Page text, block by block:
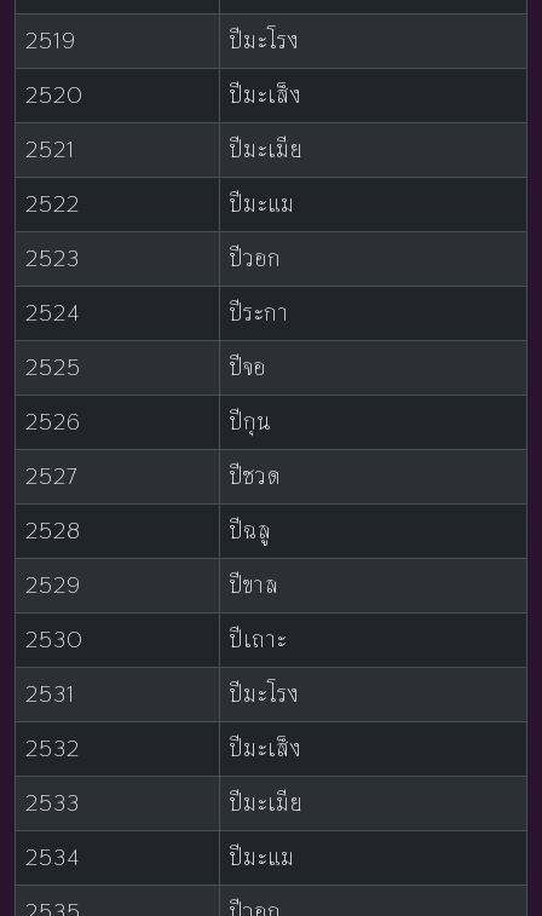
2519
ปีมะโรง
2520
ปีมะเส็ง
2521
ปีมะเมีย
2522
ปีมะแม
2523
ปีวอก
2524
ปีระกา
2525
ปีจอ
2526
ปีกุน
2527
ปีชวด
2528
ปีฉลู
2529
ปีขาล
2530
ปีเถาะ
2531
ปีมะโรง
2532
ปีมะเส็ง
2533
ปีมะเมีย
2534
ปีมะแม